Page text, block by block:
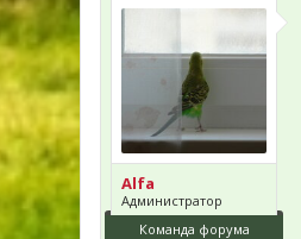
Alfa
Администратор
Команда форума